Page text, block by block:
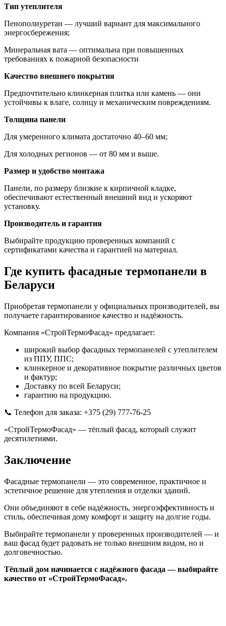
Тип утеплителя
Пенополиуретан — лучший вариант для максимального
энергосбережения;
Минеральная вата — оптимальна при повышенных
требованиях к пожарной безопасности
Качество внешнего покрытия
Предпочтительно клинкерная плитка или камень — они
устойчивы к влаге, солнцу и механическим повреждениям.
Толщина панели
Для умеренного климата достаточно 40–60 мм;
Для холодных регионов — от 80 мм и выше.
Размер и удобство монтажа
Панели, по размеру близкие к кирпичной кладке,
обеспечивают естественный внешний вид и ускоряют
установку.
Производитель и гарантия
Выбирайте продукцию проверенных компаний с
сертификатами качества и гарантией на материал.
Где купить фасадные термопанели в
Беларуси
Приобретая термопанели у официальных производителей, вы
получаете гарантированное качество и надёжность.
Компания «СтройТермоФасад» предлагает:
широкий выбор фасадных термопанелей с утеплителем
из ППУ, ППС;
клинкерное и декоративное покрытие различных цветов
и фактур;
Доставку по всей Беларуси;
гарантию на продукцию.
📞 Телефон для заказа: +375 (29) 777-76-25
«СтройТермоФасад» — тёплый фасад, который служит
десятилетиями.
Заключение
Фасадные термопанели — это современное, практичное и
эстетичное решение для утепления и отделки зданий.
Они объединяют в себе надёжность, энергоэффективность и
стиль, обеспечивая дому комфорт и защиту на долгие годы.
Выбирайте термопанели у проверенных производителей — и
ваш фасад будет радовать не только внешним видом, но и
долговечностью.
Тёплый дом начинается с надёжного фасада — выбирайте
качество от «СтройТермоФасад».